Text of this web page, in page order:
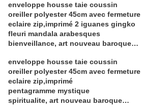
enveloppe housse taie coussin
oreiller polyester 45cm avec fermeture
eclaire zip,imprimé 2 iguanes gingko
fleuri mandala arabesques
bienveillance, art nouveau baroque
relaxation zen,deco maison,boho
bobo gothique ethnique
hippie,cadeau fete anniversaire noel
enveloppe housse taie coussin
oreiller polyester 45cm avec fermeture
eclaire zip,imprimé
pentagramme mystique
spiritualite, art nouveau baroque